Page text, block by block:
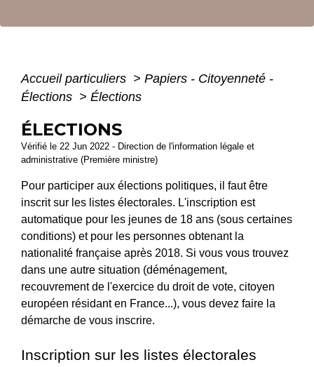
Accueil particuliers > Papiers - Citoyenneté -
Élections > Élections
ÉLECTIONS
Vérifié le 22 Jun 2022 - Direction de l'information légale et
administrative (Première ministre)
Pour participer aux élections politiques, il faut être
inscrit sur les listes électorales. L'inscription est
automatique pour les jeunes de 18 ans (sous certaines
conditions) et pour les personnes obtenant la
nationalité française après 2018. Si vous vous trouvez
dans une autre situation (déménagement,
recouvrement de l'exercice du droit de vote, citoyen
européen résidant en France...), vous devez faire la
démarche de vous inscrire.
Inscription sur les listes électorales